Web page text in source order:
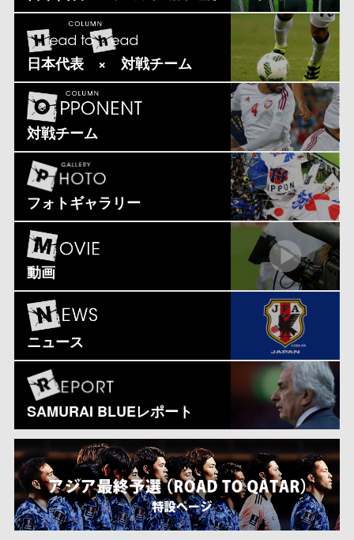
日本代表 × 対戦チーム
対戦チーム
フォトギャラリー
動画
ニュース
SAMURAI BLUEレポート